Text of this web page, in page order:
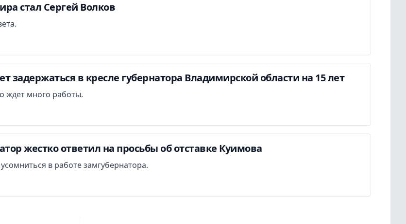
стал Сергей Волков
задержаться в кресле губернатора Владимирской области на 15 лет
ждет много работы.
жестко ответил на просьбы об отставке Куимова
в работе замгубернатора.